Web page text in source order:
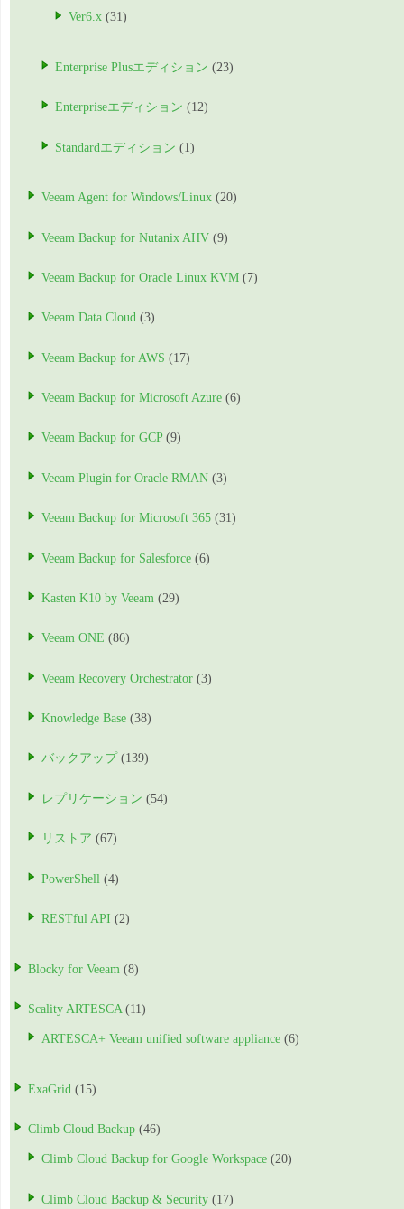
Ver6.x (31)
Enterprise Plusエディション (23)
Enterpriseエディション (12)
Standardエディション (1)
Veeam Agent for Windows/Linux (20)
Veeam Backup for Nutanix AHV (9)
Veeam Backup for Oracle Linux KVM (7)
Veeam Data Cloud (3)
Veeam Backup for AWS (17)
Veeam Backup for Microsoft Azure (6)
Veeam Backup for GCP(9)
Veeam Plugin for Oracle RMAN (3)
Veeam Backup for Microsoft 365 (31)
Veeam Backup for Salesforce (6)
Kasten K10 by Veeam (29)
Veeam ONE (86)
Veeam Recovery Orchestrator (3)
Knowledge Base (38)
バックアップ (139)
レプリケーション (54)
リストア (67)
PowerShell (4)
RESTful API (2)
Blocky for Veeam (8)
Scality ARTESCA (11)
ARTESCA+ Veeam unified software appliance (6)
ExaGrid (15)
Climb Cloud Backup (46)
Climb Cloud Backup for Google Workspace (20)
Climb Cloud Backup & Security (17)